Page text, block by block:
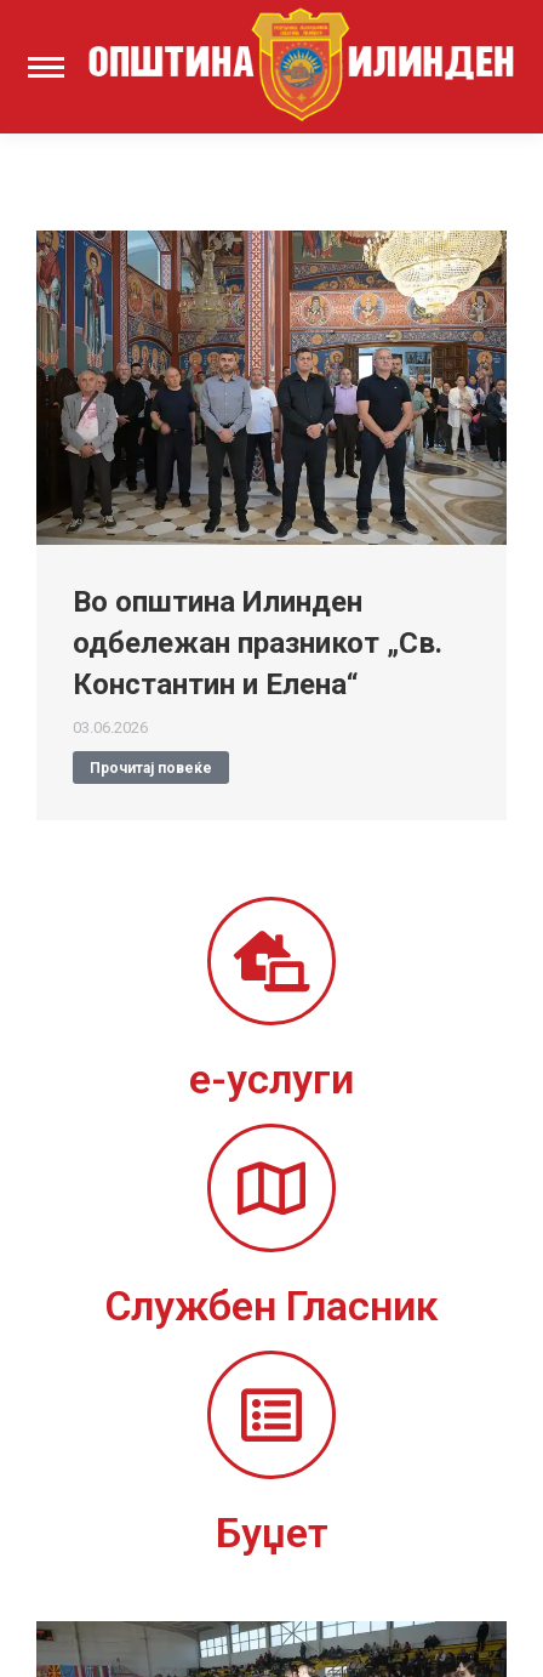
Во општина Илинден
одбележан празникот „Св.
Константин и Елена“
03.06.2026
Прочитај повеќе
е-услуги
Службен Гласник
Буџет